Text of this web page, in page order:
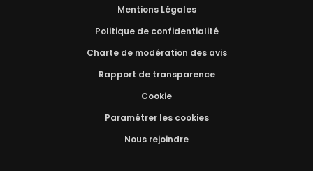
Mentions Légales
Politique de confidentialité
Charte de modération des avis
Rapport de transparence
Cookie
Paramétrer les cookies
Nous rejoindre